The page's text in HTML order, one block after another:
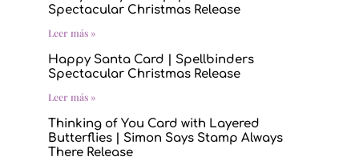
Spectacular Christmas Release
Leer más »
Happy Santa Card | Spellbinders
Spectacular Christmas Release
Leer más »
Thinking of You Card with Layered
Butterflies | Simon Says Stamp Always
There Release